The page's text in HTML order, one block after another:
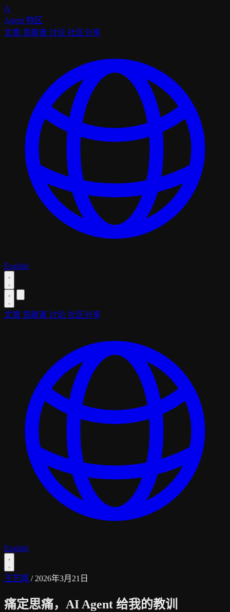
A
Agent 特区
文章 贡献者 讨论 社区分享
English
文章 贡献者 讨论 社区分享
English
王艺辉 / 2026年3月21日
痛定思痛，AI Agent 给我的教训